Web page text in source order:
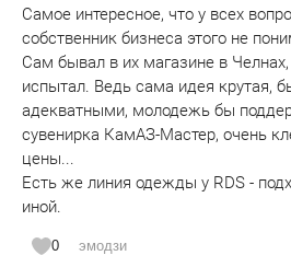
Самое интересное, что у всех
собственник бизнеса этого не
Сам бывал в их магазине в
испытал. Ведь сама идея крутая,
адекватными, молодежь бы
сувенирка КамАЗ-Мастер, очень
цены...
Есть же линия одежды у RDS -
иной.
0 эмодзи